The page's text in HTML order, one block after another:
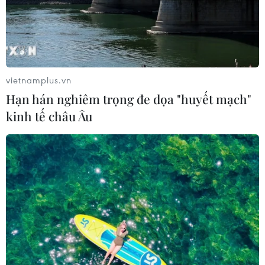
Năm phụ nữ chia sẻ thẳng thắn về hành
trình thay đổi diện mạo
11/10/2016 07:51
Lần đầu tiên trên Đẹp/Vietnam+, 5 người phụ nữ có
những chia sẻ thẳng thắn về hành trình thay đổi diện
vietnamplus.vn
Hạn hán nghiêm trọng đe dọa "huyết mạch"
kinh tế châu Âu